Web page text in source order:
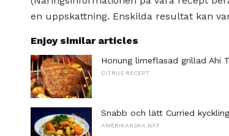
en uppskattning. Enskilda resultat kan
Enjoy similar articles
Honung limeflasad grillad Ahi
CITRUS RECEPT
Snabb och lätt Curried
AMERIKANSKA NÄT